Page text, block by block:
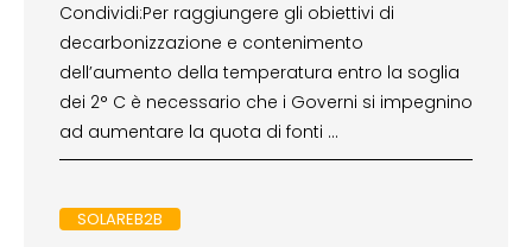
Condividi:Per raggiungere gli obiettivi di
decarbonizzazione e contenimento
dell’aumento della temperatura entro la soglia
dei 2° C è necessario che i Governi si impegnino
ad aumentare la quota di fonti …
SOLAREB2B